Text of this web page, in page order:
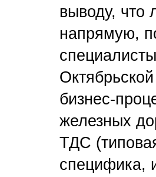
выводу, что
напрямую,
бизнес-
железных
ТДС
специфика,